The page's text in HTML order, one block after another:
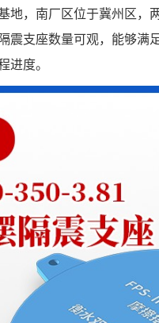
地，南厂区位于冀州区，
震支座数量可观，能够满
进度。